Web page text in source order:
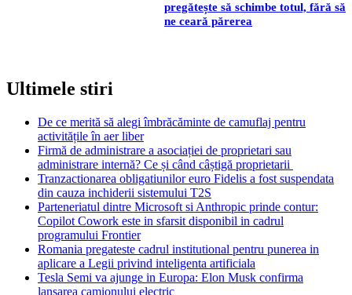
pregătește să schimbe totul, fără să
ne ceară părerea
Ultimele stiri
De ce merită să alegi îmbrăcăminte de camuflaj pentru
activitățile în aer liber
Firmă de administrare a asociației de proprietari sau
administrare internă? Ce și când câștigă proprietarii
Tranzactionarea obligatiunilor euro Fidelis a fost suspendata
din cauza inchiderii sistemului T2S
Parteneriatul dintre Microsoft si Anthropic prinde contur:
Copilot Cowork este in sfarsit disponibil in cadrul
programului Frontier
Romania pregateste cadrul institutional pentru punerea in
aplicare a Legii privind inteligenta artificiala
Tesla Semi va ajunge in Europa: Elon Musk confirma
lansarea camionului electric